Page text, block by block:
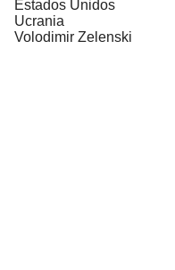
Estados Unidos
Ucrania
Volodimir Zelenski